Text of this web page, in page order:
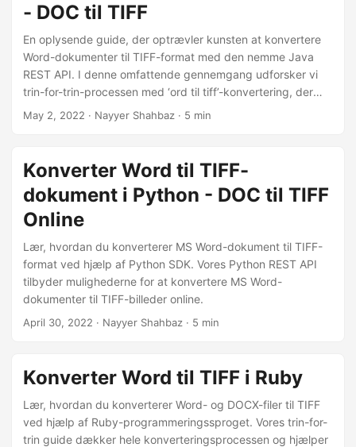
- DOC til TIFF
En oplysende guide, der optrævler kunsten at konvertere
Word-dokumenter til TIFF-format med den nemme Java
REST API. I denne omfattende gennemgang udforsker vi
trin-for-trin-processen med ‘ord til tiff’-konvertering, der
dækker både DOC til TIFF og DOCX til TIFF-
May 2, 2022 · Nayyer Shahbaz · 5 min
Konverter Word til TIFF-
dokument i Python - DOC til TIFF
Online
Lær, hvordan du konverterer MS Word-dokument til TIFF-
format ved hjælp af Python SDK. Vores Python REST API
tilbyder mulighederne for at konvertere MS Word-
dokumenter til TIFF-billeder online.
April 30, 2022 · Nayyer Shahbaz · 5 min
Konverter Word til TIFF i Ruby
Lær, hvordan du konverterer Word- og DOCX-filer til TIFF
ved hjælp af Ruby-programmeringssproget. Vores trin-for-
trin guide dækker hele konverteringsprocessen og hjælper